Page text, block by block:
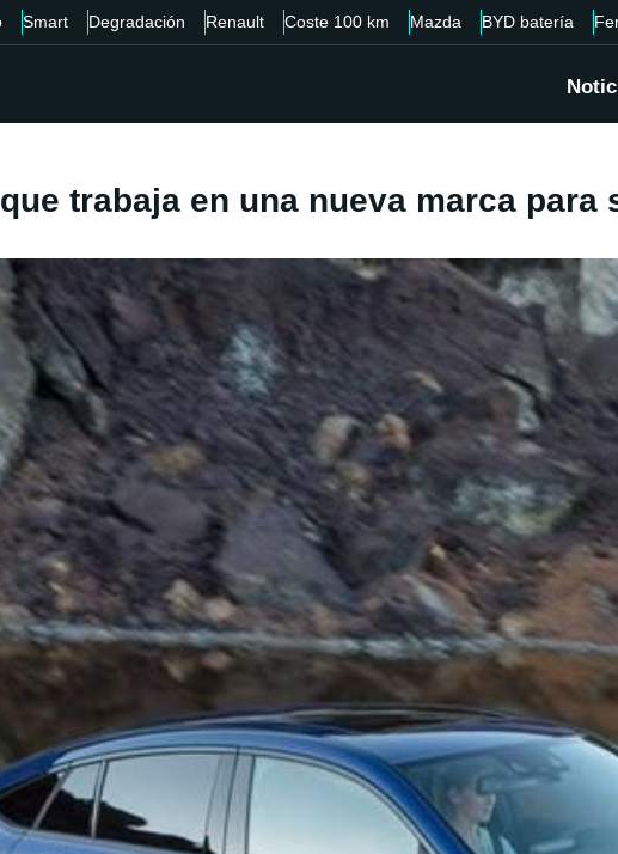
Smart Degradación Renault Coste 100 km Mazda BYD batería
trabaja en una nueva marca